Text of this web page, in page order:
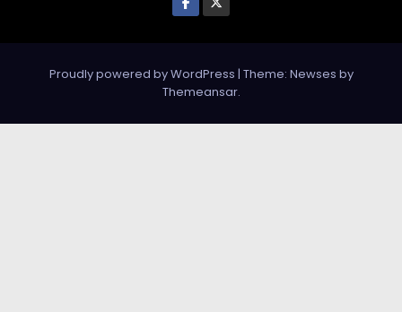
Proudly powered by WordPress | Theme: Newses by
Themeansar.